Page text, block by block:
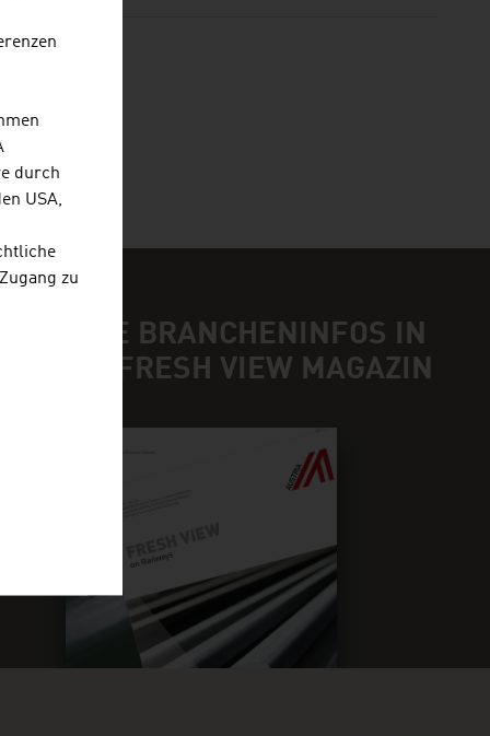
SIE BRANCHENINFOS IN
FRESH VIEW MAGAZIN
durch
USA,
zu